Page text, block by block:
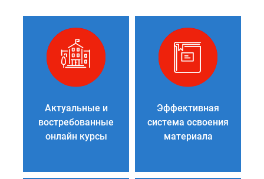
Актуальные и
востребованные
онлайн курсы
Эффективная
система освоения
материала